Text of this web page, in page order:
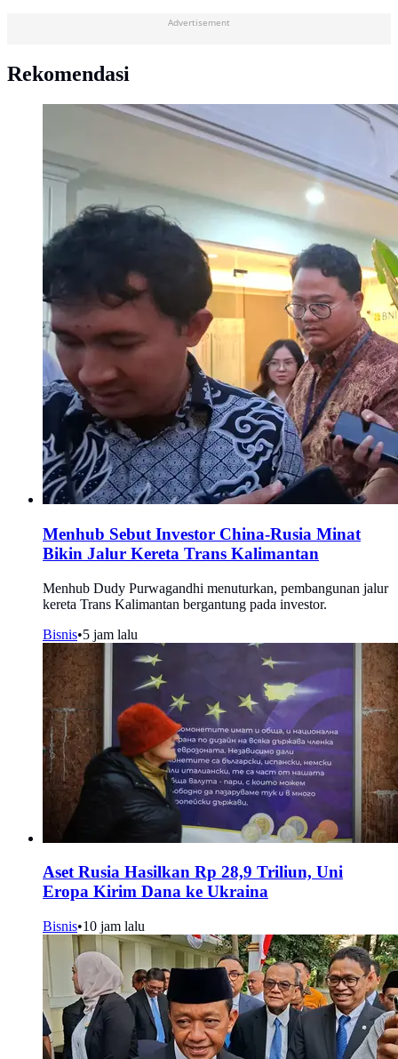
Advertisement
Rekomendasi
Menhub Sebut Investor China-Rusia Minat
Bikin Jalur Kereta Trans Kalimantan
Menhub Dudy Purwagandhi menuturkan, pembangunan jalur
kereta Trans Kalimantan bergantung pada investor.
Bisnis•5 jam lalu
Aset Rusia Hasilkan Rp 28,9 Triliun, Uni
Eropa Kirim Dana ke Ukraina
Bisnis•10 jam lalu